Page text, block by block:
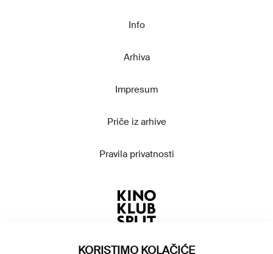
Info
Arhiva
Impresum
Priče iz arhive
Pravila privatnosti
KORISTIMO KOLAČIĆE